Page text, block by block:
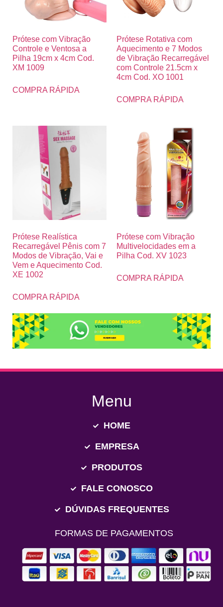
Prótese com Vibração
Controle e Ventosa a
Pilha 19cm x 4cm Cod.
XM 1009
COMPRA RÁPIDA
Prótese Rotativa com
Aquecimento e 7 Modos
de Vibração Recarregável
com Controle 21.5cm x
4cm Cod. XO 1001
COMPRA RÁPIDA
Prótese Realística
Recarregável Pênis com 7
Modos de Vibração, Vai e
Vem e Aquecimento Cod.
XE 1002
COMPRA RÁPIDA
Prótese com Vibração
Multivelocidades em a
Pilha Cod. XV 1023
COMPRA RÁPIDA
Menu
HOME
EMPRESA
PRODUTOS
FALE CONOSCO
DÚVIDAS FREQUENTES
FORMAS DE PAGAMENTOS